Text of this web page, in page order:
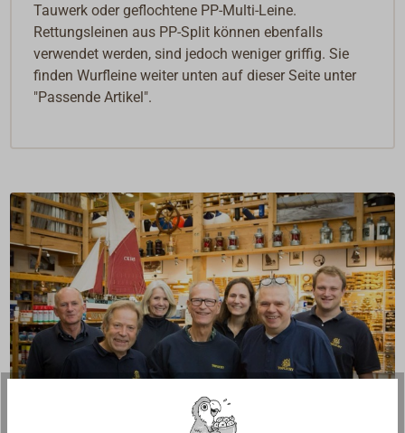
Tauwerk oder geflochtene PP-Multi-Leine.
Rettungsleinen aus PP-Split können ebenfalls
verwendet werden, sind jedoch weniger griffig. Sie
finden Wurfleine weiter unten auf dieser Seite unter
"Passende Artikel".